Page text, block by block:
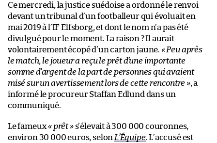
Ce mercredi, la justice suédoise a ordonné le renvoi
devant un tribunal d’un footballeur qui évoluait en
mai 2019 à l’IF Elfsborg, et dont le nom n’a pas été
divulgué pour le moment. La raison ? Il aurait
volontairement écopé d’un carton jaune. « Peu après
le match, le joueur a reçu le prêt d’une importante
somme d’argent de la part de personnes qui avaient
misé sur un avertissement lors de cette rencontre », a
informé le procureur Staffan Edlund dans un
communiqué.
Le fameux« prêt »s’élevait à 300 000 couronnes,
environ 30 000 euros, selon L’Équipe. L’accusé est